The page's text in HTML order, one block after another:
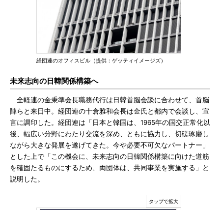
経団連のオフィスビル（提供：ゲッティイメージズ）
未来志向の日韓関係構築へ
全軽連の金秉準会長職務代行は日韓首脳会談に合わせて、首脳
陣らと来日中。経団連の十倉雅和会長は金氏と都内で会談し、宣
言に調印した。経団連は「日本と韓国は、1965年の国交正常化以
後、幅広い分野にわたり交流を深め、ともに協力し、切磋琢磨し
ながら大きな発展を遂げてきた。今や必要不可欠なパートナー」
とした上で「この機会に、未来志向の日韓関係構築に向けた道筋
を確固たるものにするため、両団体は、共同事業を実施する」と
説明した。